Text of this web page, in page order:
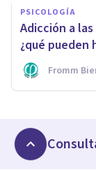
PSICOLOGÍA
Adicción a
¿qué pueden
Fromm